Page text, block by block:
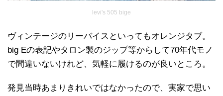
levi's 505 bige
ヴィンテージのリーバイスといってもオレンジタブ。
big Eの表記やタロン製のジップ等からして70年代モノ
で間違いないけれど、気軽に履けるのが良いところ。
発見当時あまりきれいではなかったので、実家で思い